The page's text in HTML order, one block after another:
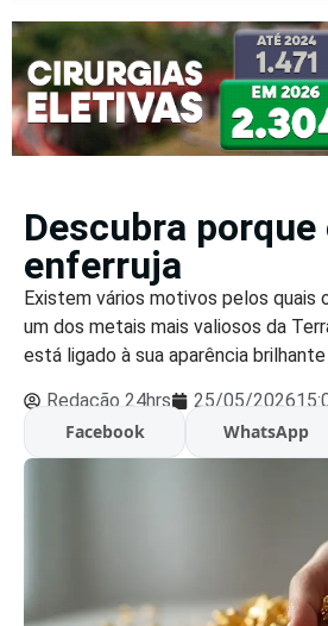
Descubra porque
enferruja
Existem vários motivos pelos quais
um dos metais mais valiosos da
está ligado à sua aparência brilhante
Redação 24hrs 25/05/2026
Facebook
WhatsApp